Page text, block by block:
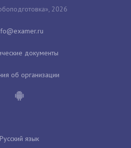
2026
документы
об организации
Русский язык